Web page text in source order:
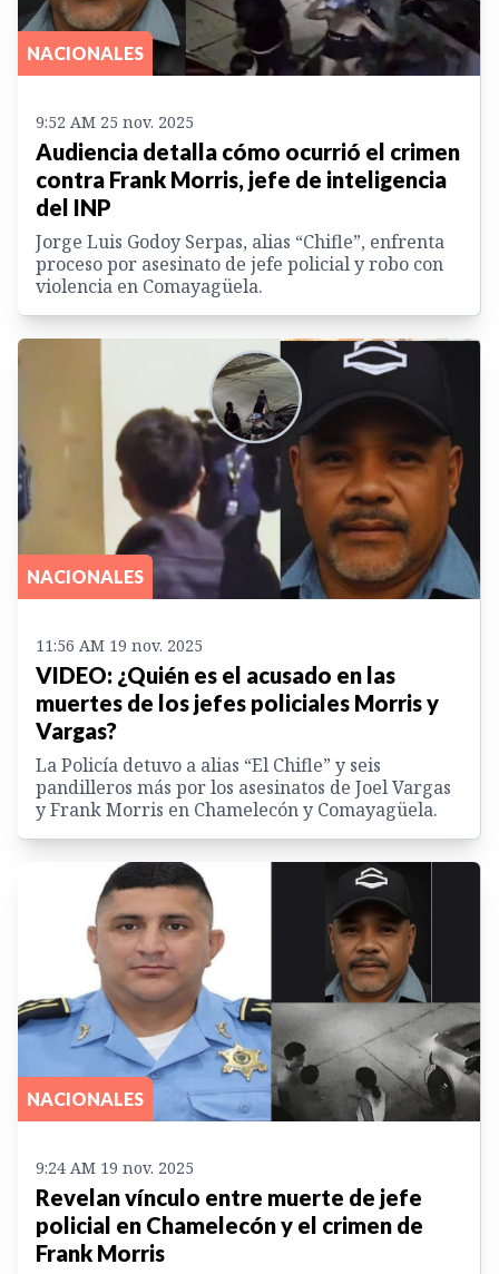
NACIONALES
9:52 AM 25 nov. 2025
Audiencia detalla cómo ocurrió el crimen
contra Frank Morris, jefe de inteligencia
del INP
Jorge Luis Godoy Serpas, alias “Chifle”, enfrenta
proceso por asesinato de jefe policial y robo con
violencia en Comayagüela.
NACIONALES
11:56 AM 19 nov. 2025
VIDEO: ¿Quién es el acusado en las
muertes de los jefes policiales Morris y
Vargas?
La Policía detuvo a alias “El Chifle” y seis
pandilleros más por los asesinatos de Joel Vargas
y Frank Morris en Chamelecón y Comayagüela.
NACIONALES
9:24 AM 19 nov. 2025
Revelan vínculo entre muerte de jefe
policial en Chamelecón y el crimen de
Frank Morris